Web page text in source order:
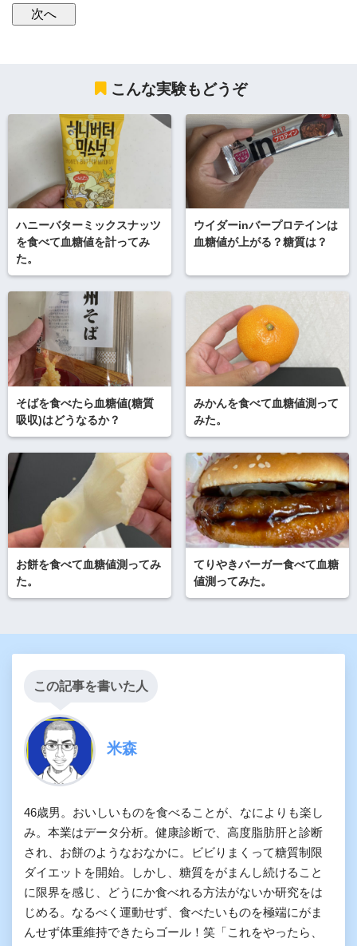
こんな実験もどうぞ
ハニーバターミックスナッツ
を食べて血糖値を計ってみ
た。
ウイダーinバープロテインは
血糖値が上がる？糖質は？
そばを食べたら血糖値(糖質
吸収)はどうなるか？
みかんを食べて血糖値測って
みた。
お餅を食べて血糖値測ってみ
た。
てりやきバーガー食べて血糖
値測ってみた。
この記事を書いた人
米森
46歳男。おいしいものを食べることが、なによりも楽し
み。本業はデータ分析。健康診断で、高度脂肪肝と診断
され、お餅のようなおなかに。ビビりまくって糖質制限
ダイエットを開始。しかし、糖質をがまんし続けること
に限界を感じ、どうにか食べれる方法がないか研究をは
じめる。なるべく運動せず、食べたいものを極端にがま
んせず体重維持できたらゴール！笑「これをやったら、